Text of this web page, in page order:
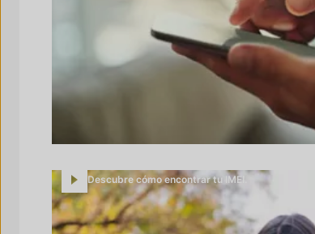
Descubre cómo encontrar tu IMEI.